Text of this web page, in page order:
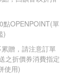
點OPENPOINT(單
)
贈，請注意訂單
之折價券消費指定
使用)